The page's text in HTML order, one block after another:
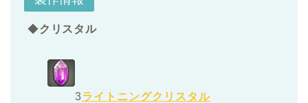
◆クリスタル
3ライトニングクリスタル